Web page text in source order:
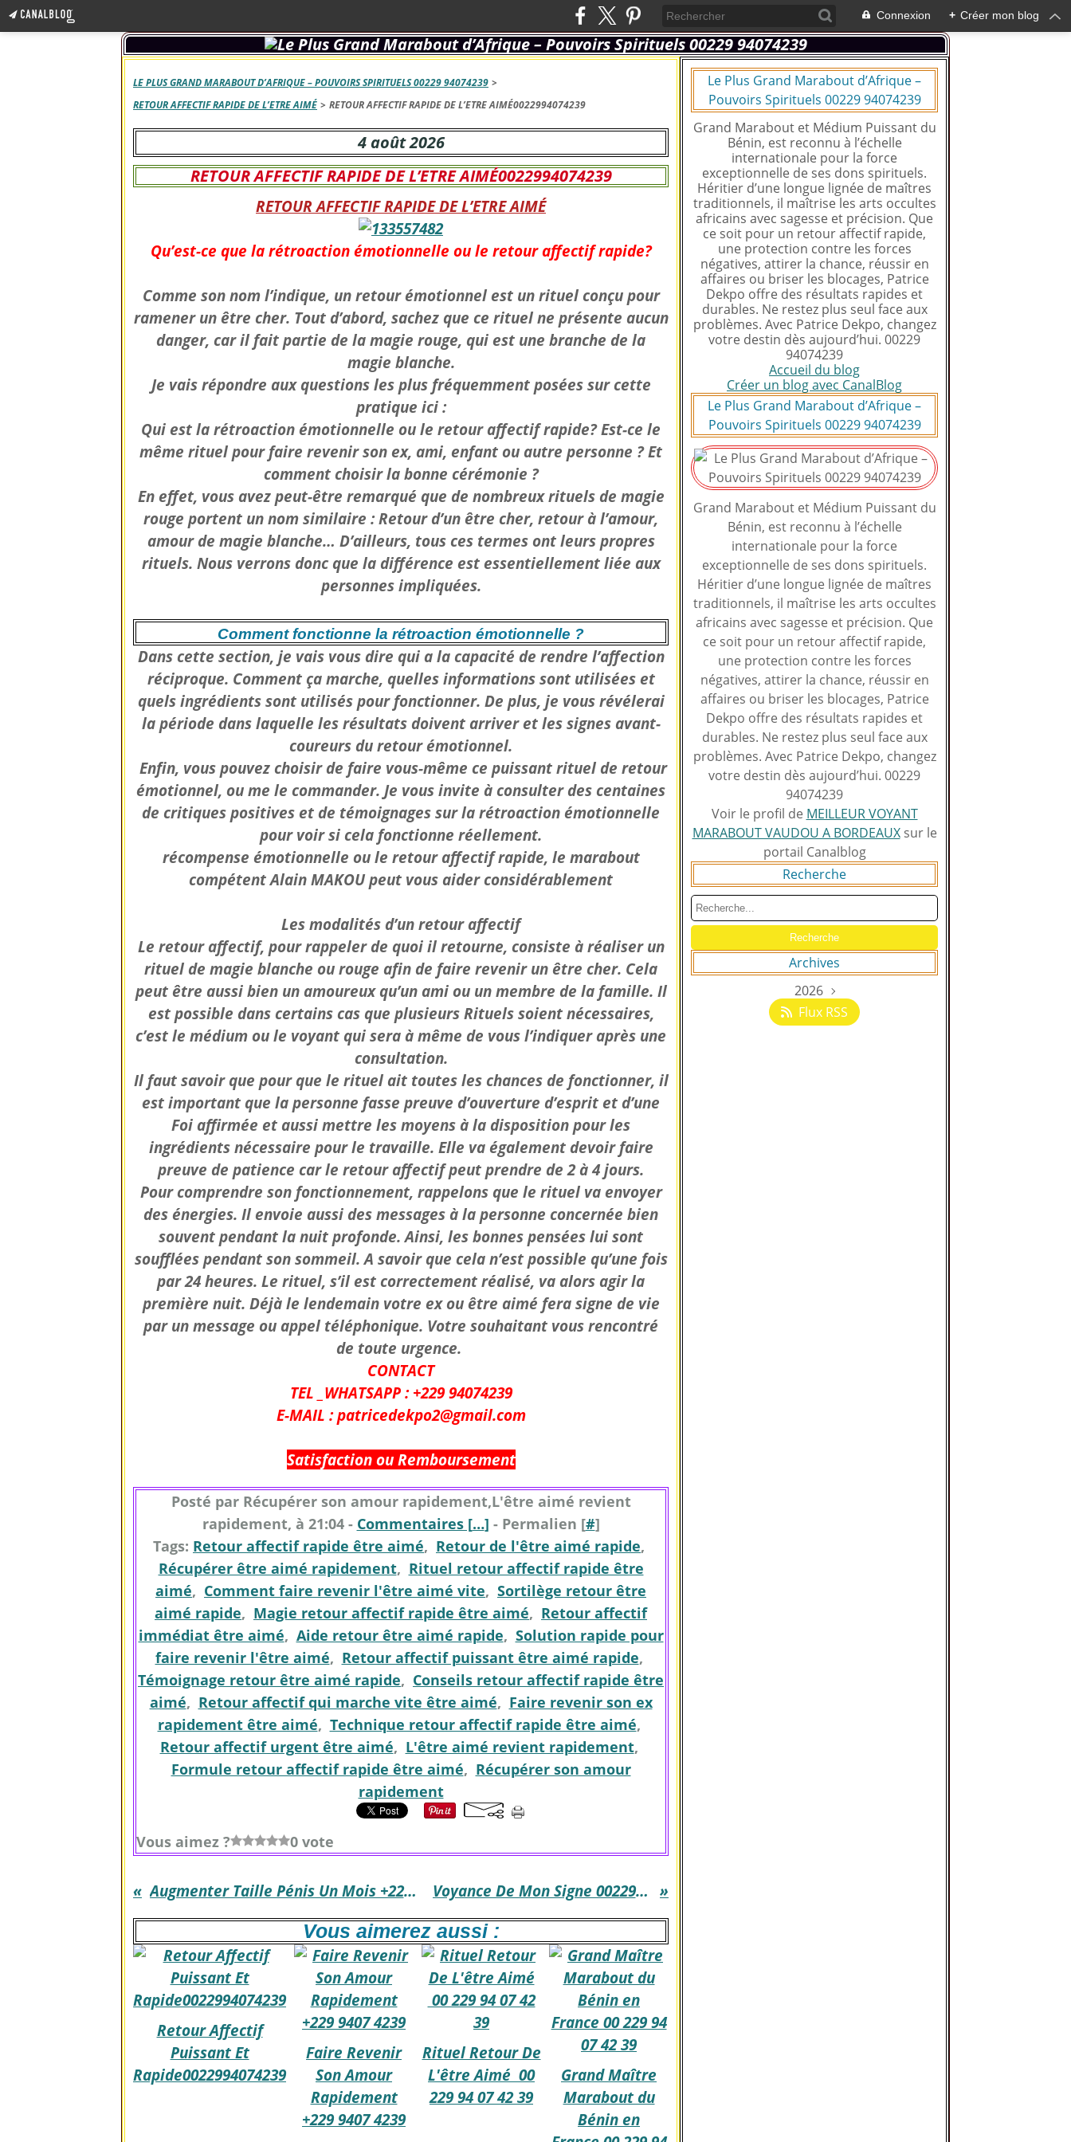
Connexion + Créer mon blog
LE PLUS GRAND MARABOUT D’AFRIQUE – POUVOIRS SPIRITUELS 00229 94074239 >
RETOUR AFFECTIF RAPIDE DE L’ETRE AIMÉ > RETOUR AFFECTIF RAPIDE DE L’ETRE AIMÉ0022994074239
4 août 2026
RETOUR AFFECTIF RAPIDE DE L’ETRE AIMÉ0022994074239
RETOUR AFFECTIF RAPIDE DE L’ETRE AIMÉ
Qu’est-ce que la rétroaction émotionnelle ou le retour affectif rapide?
Comme son nom l’indique, un retour émotionnel est un rituel conçu pour
ramener un être cher. Tout d’abord, sachez que ce rituel ne présente aucun
danger, car il fait partie de la magie rouge, qui est une branche de la
magie blanche.
Je vais répondre aux questions les plus fréquemment posées sur cette
pratique ici :
Qui est la rétroaction émotionnelle ou le retour affectif rapide? Est-ce le
même rituel pour faire revenir son ex, ami, enfant ou autre personne ? Et
comment choisir la bonne cérémonie ?
En effet, vous avez peut-être remarqué que de nombreux rituels de magie
rouge portent un nom similaire : Retour d’un être cher, retour à l’amour,
amour de magie blanche… D’ailleurs, tous ces termes ont leurs propres
rituels. Nous verrons donc que la différence est essentiellement liée aux
personnes impliquées.
Comment fonctionne la rétroaction émotionnelle ?
Dans cette section, je vais vous dire qui a la capacité de rendre l’affection
réciproque. Comment ça marche, quelles informations sont utilisées et
quels ingrédients sont utilisés pour fonctionner. De plus, je vous révélerai
la période dans laquelle les résultats doivent arriver et les signes avant-
coureurs du retour émotionnel.
Enfin, vous pouvez choisir de faire vous-même ce puissant rituel de retour
émotionnel, ou me le commander. Je vous invite à consulter des centaines
de critiques positives et de témoignages sur la rétroaction émotionnelle
pour voir si cela fonctionne réellement.
récompense émotionnelle ou le retour affectif rapide, le marabout
compétent Alain MAKOU peut vous aider considérablement
Les modalités d’un retour affectif
Le retour affectif, pour rappeler de quoi il retourne, consiste à réaliser un
rituel de magie blanche ou rouge afin de faire revenir un être cher. Cela
peut être aussi bien un amoureux qu’un ami ou un membre de la famille. Il
est possible dans certains cas que plusieurs Rituels soient nécessaires,
c’est le médium ou le voyant qui sera à même de vous l’indiquer après une
consultation.
Il faut savoir que pour que le rituel ait toutes les chances de fonctionner, il
est important que la personne fasse preuve d’ouverture d’esprit et d’une
Foi affirmée et aussi mettre les moyens à la disposition pour les
ingrédients nécessaire pour le travaille. Elle va également devoir faire
preuve de patience car le retour affectif peut prendre de 2 à 4 jours.
Pour comprendre son fonctionnement, rappelons que le rituel va envoyer
des énergies. Il envoie aussi des messages à la personne concernée bien
souvent pendant la nuit profonde. Ainsi, les bonnes pensées lui sont
soufflées pendant son sommeil. A savoir que cela n’est possible qu’une fois
par 24 heures. Le rituel, s’il est correctement réalisé, va alors agir la
première nuit. Déjà le lendemain votre ex ou être aimé fera signe de vie
par un message ou appel téléphonique. Votre souhaitant vous rencontré
de toute urgence.
CONTACT
TEL _WHATSAPP : +229 94074239
E-MAIL : patricedekpo2@gmail.com
Satisfaction ou Remboursement
Posté par Récupérer son amour rapidement,L'être aimé revient
rapidement, à 21:04 - Commentaires […] - Permalien [#]
Tags: Retour affectif rapide être aimé, Retour de l'être aimé rapide,
Récupérer être aimé rapidement, Rituel retour affectif rapide être
aimé, Comment faire revenir l'être aimé vite, Sortilège retour être
aimé rapide, Magie retour affectif rapide être aimé, Retour affectif
immédiat être aimé, Aide retour être aimé rapide, Solution rapide pour
faire revenir l'être aimé, Retour affectif puissant être aimé rapide,
Témoignage retour être aimé rapide, Conseils retour affectif rapide être
aimé, Retour affectif qui marche vite être aimé, Faire revenir son ex
rapidement être aimé, Technique retour affectif rapide être aimé,
Retour affectif urgent être aimé, L'être aimé revient rapidement,
Formule retour affectif rapide être aimé, Récupérer son amour
rapidement
Vous aimez ? 0 vote
Augmenter Taille Pénis Un Mois +229 9407 4239 Voyance De Mon Signe 00229 9407 4239
Vous aimerez aussi :
Retour Affectif
Puissant Et
Rapide0022994074239
Faire Revenir
Son Amour
Rapidement
+229 9407 4239
Rituel Retour De
L'être Aimé 00
229 94 07 42 39
Grand Maître
Marabout du
Bénin en
Le Plus Grand Marabout d’Afrique –
Pouvoirs Spirituels 00229 94074239
Grand Marabout et Médium Puissant du
Bénin, est reconnu à l’échelle
internationale pour la force
exceptionnelle de ses dons spirituels.
Héritier d’une longue lignée de maîtres
traditionnels, il maîtrise les arts occultes
africains avec sagesse et précision. Que
ce soit pour un retour affectif rapide,
une protection contre les forces
négatives, attirer la chance, réussir en
affaires ou briser les blocages, Patrice
Dekpo offre des résultats rapides et
durables. Ne restez plus seul face aux
problèmes. Avec Patrice Dekpo, changez
votre destin dès aujourd’hui. 00229
94074239
Accueil du blog
Créer un blog avec CanalBlog
Le Plus Grand Marabout d’Afrique –
Pouvoirs Spirituels 00229 94074239
Grand Marabout et Médium Puissant du
Bénin, est reconnu à l’échelle
internationale pour la force
exceptionnelle de ses dons spirituels.
Héritier d’une longue lignée de maîtres
traditionnels, il maîtrise les arts occultes
africains avec sagesse et précision. Que
ce soit pour un retour affectif rapide,
une protection contre les forces
négatives, attirer la chance, réussir en
affaires ou briser les blocages, Patrice
Dekpo offre des résultats rapides et
durables. Ne restez plus seul face aux
problèmes. Avec Patrice Dekpo, changez
votre destin dès aujourd’hui. 00229
94074239
Voir le profil de MEILLEUR VOYANT
MARABOUT VAUDOU A BORDEAUXsur le
portail Canalblog
Recherche
Archives
2026
Août(129)
Flux RSS